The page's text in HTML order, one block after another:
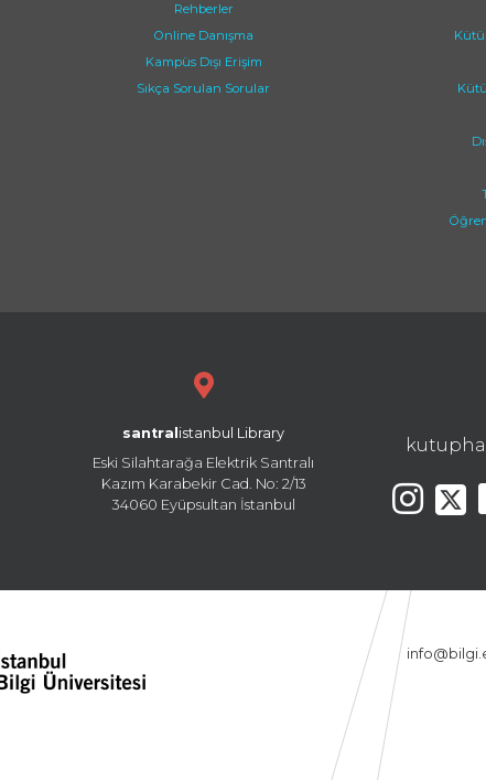
Rehberler
Online Danışma
Kampüs Dışı Erişim
Sıkça Sorulan Sorular
santral istanbul Library
Eski Silahtarağa Elektrik Santralı
Kazım Karabekir Cad. No: 2/13
34060 Eyüpsultan İstanbul